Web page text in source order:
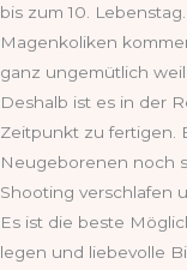
bis zum 10.
Magenkoliken
ganz ungemütlich
Deshalb ist es in der
Zeitpunkt zu fertigen.
Neugeborenen noch
Shooting verschlafen
Es ist die beste
legen und liebevolle